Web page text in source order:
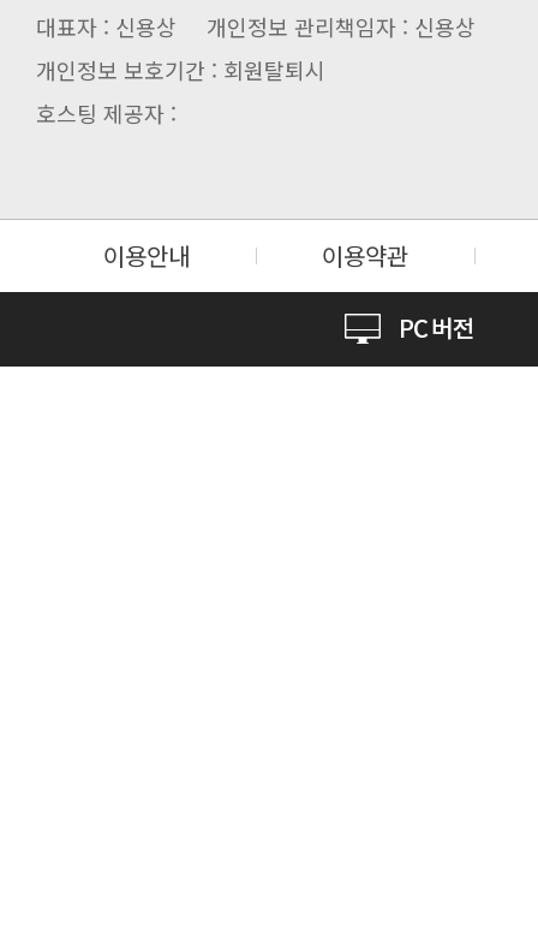
대표자 : 신용상 개인정보 관리책임자 : 신용상
개인정보 보호기간 : 회원탈퇴시
호스팅 제공자 :
이용안내 이용약관